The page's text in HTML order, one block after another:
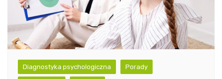
Diagnostyka psychologiczna Porady